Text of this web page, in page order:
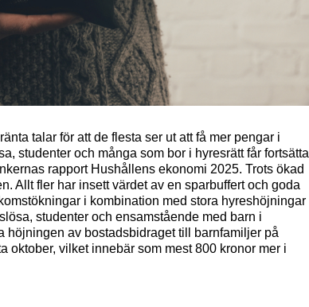
talar för att de flesta ser ut att få mer pengar i
studenter och många som bor i hyresrätt får fortsätta
rapport Hushållens ekonomi 2025. Trots ökad
Allt fler har insett värdet av en sparbuffert och goda
i kombination med stora hyreshöjningar
studenter och ensamstående med barn i
höjningen av bostadsbidraget till barnfamiljer på
oktober, vilket innebär som mest 800 kronor mer i